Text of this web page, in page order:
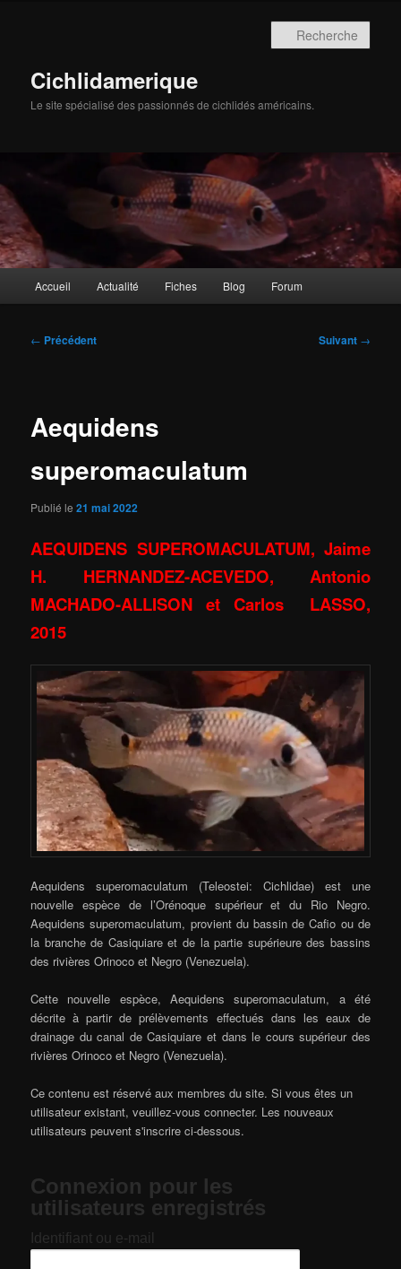
Cichlidamerique
Le site spécialisé des passionnés de cichlidés américains.
principal
Accueil Actualité Fiches Blog Forum
Navigation
← Précédent Suivant →
Aequidens
superomaculatum
Publié le21 mai 2022
AEQUIDENS SUPEROMACULATUM, Jaime
H. HERNANDEZ-ACEVEDO, Antonio
MACHADO-ALLISON et Carlos LASSO,
2015
Aequidens superomaculatum (Teleostei: Cichlidae) est une
nouvelle espèce de l’Orénoque supérieur et du Rio Negro.
Aequidens superomaculatum, provient du bassin de Cafio ou de
la branche de Casiquiare et de la partie supérieure des bassins
des rivières Orinoco et Negro (Venezuela).
Cette nouvelle espèce, Aequidens superomaculatum, a été
décrite à partir de prélèvements effectués dans les eaux de
drainage du canal de Casiquiare et dans le cours supérieur des
rivières Orinoco et Negro (Venezuela).
Ce contenu est réservé aux membres du site. Si vous êtes un
utilisateur existant, veuillez-vous connecter. Les nouveaux
utilisateurs peuvent s'inscrire ci-dessous.
Connexion pour les
utilisateurs enregistrés
Identifiant ou e-mail